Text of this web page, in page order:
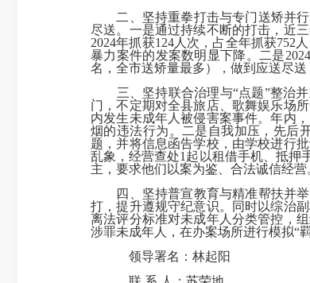
二、坚持重拳打击与专门送矫并
尽送。 一是通过持续不断的打击，近
2024年抓获124人次，占全年抓获752
暴力案件的发案数明显下降。
二是
名 ，全市送矫量最多），做到应送尽
三、坚持联合治理与“点题”整治
门，不定期对全县旅店、歌舞娱乐场
内发生未成年人被侵害案事件。年内
烟的违法行为。
二是 自我加压，先后
题，并将信息函告学校，由学校进行
乱象，经营查处1起以租借手机、抵押
主，要求他们以案为鉴、合法诚信经营
四、坚持普宣教育与精准帮扶并
打，提升遵规守纪意识。同时以综治
离法评分标准对未成年人分类管控，
涉罪未成年人，在办案场所进行模拟“
领导署名：林起阳